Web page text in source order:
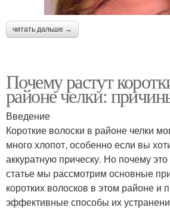
читать дальше →
Почему растут
районе челки:
Введение
Короткие волоски в районе челки
много хлопот, особенно если вы
аккуратную прическу. Но почему
статье мы рассмотрим основные
коротких волосков в этом районе и
эффективные способы их